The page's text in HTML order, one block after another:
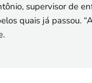
supervisor de
quais já passou.